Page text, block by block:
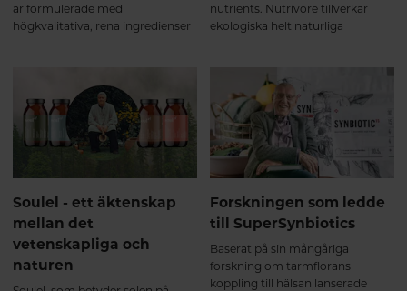
är formulerade med
högkvalitativa, rena ingredienser
nutrients. Nutrivore tillverkar
ekologiska helt naturliga
planeten. Häng med så berättar
vi mer!
Soulel - ett äktenskap
mellan det
vetenskapliga och
naturen
Forskningen som ledde
till SuperSynbiotics
Baserat på sin mångåriga
forskning om tarmflorans
koppling till hälsan lanserade